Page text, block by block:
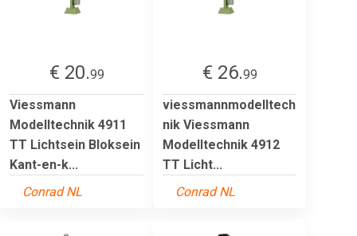
€ 20.99
Viessmann
Modelltechnik 4911
TT Lichtsein Bloksein
Kant-en-k...
Conrad NL
€ 26.99
viessmannmodelltech
nik Viessmann
Modelltechnik 4912
TT Licht...
Conrad NL